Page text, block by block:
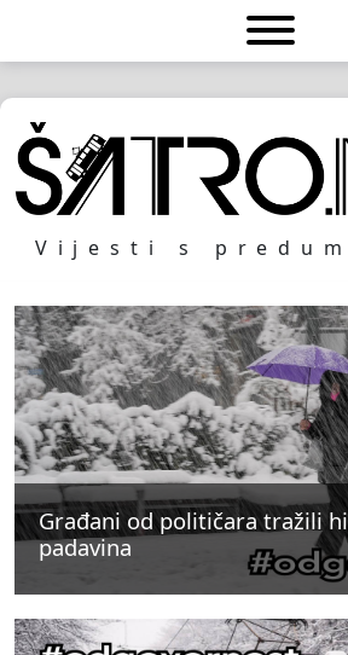
Vijesti s
Građani od političara tražili
padavina
Građani od političara tražili
padavina
Građani od političara tražili
padavina